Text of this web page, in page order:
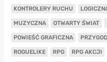
KONTROLERY RUCHU
MUZYCZNA OTWARTY ŚWIAT
POWIEŚĆ GRAFICZNA
ROGUELIKE RPG RPG AKCJI